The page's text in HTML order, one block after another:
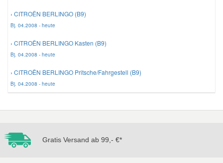
› CITROËN BERLINGO (B9)
Bj. 04.2008 - heute
› CITROËN BERLINGO Kasten (B9)
Bj. 04.2008 - heute
› CITROËN BERLINGO Pritsche/Fahrgestell (B9)
Bj. 04.2008 - heute
Gratis Versand ab 99,- €*
Kia Ersatzteile
Mazda Ersatzteile